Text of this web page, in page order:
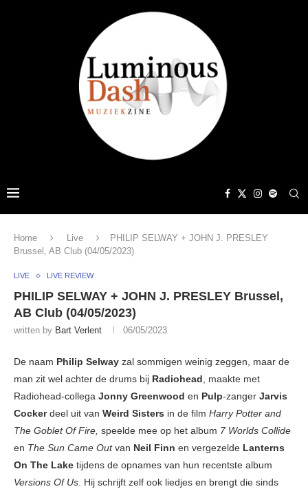
Home Live
PHILIP SELWAY + JOHN J. PRESLEY
Brussel, AB Club (04/05/2023)
LIVE LIVE REVIEW
PHILIP SELWAY + JOHN J. PRESLEY Brussel,
AB Club (04/05/2023)
written by Bart Verlent 06/05/2023
De naam Philip Selway zal sommigen weinig zeggen, maar de
man zit wel achter de drums bij Radiohead, maakte met
Radiohead-collega Jonny Greenwood en Pulp-zanger Jarvis
Cockerdeel uit van Weird Sisters in de film Harry Potter and
The Goblet Of Fire, speelde mee op het album 7 Worlds Collide
en The Sun Came Outvan Neil Finn en vergezelde Lanterns
On The Lake tijdens de opnames van hun recentste album
Versions Of Us. Hij schrijft zelf ook liedjes en brengt die sinds